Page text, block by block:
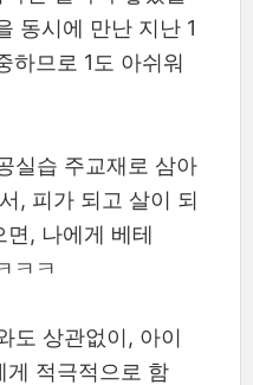
동시에 만난 지난 1
하므로 1도 아쉬워
실습 주교재로 삼아
, 피가 되고 살이 되
, 나에게 베테
ㅋㅋ
도 상관없이, 아이
게 적극적으로 함